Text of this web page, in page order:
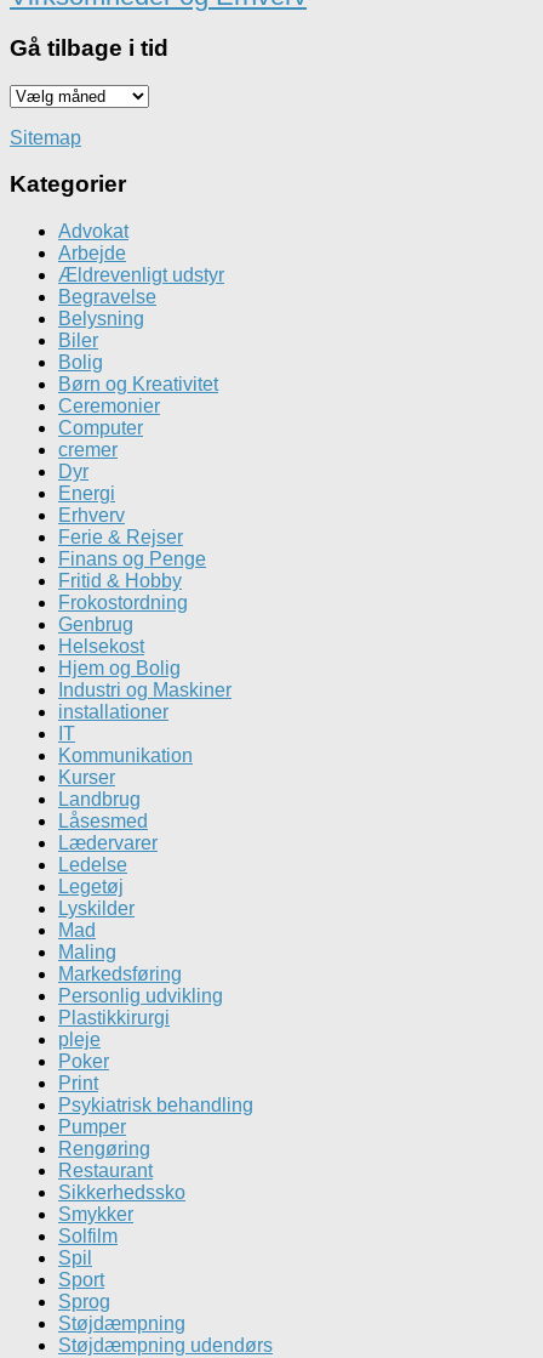
Gå tilbage i tid
Gå
iSitemap
Kategorier
Advokat
Arbejde
Ældrevenligt udstyr
Begravelse
Belysning
Biler
Bolig
Børn og Kreativitet
Ceremonier
Computer
cremer
Dyr
Energi
Erhverv
Ferie & Rejser
Finans og Penge
Fritid & Hobby
Frokostordning
Genbrug
Helsekost
Hjem og Bolig
Industri og Maskiner
installationer
IT
Kommunikation
Kurser
Landbrug
Låsesmed
Lædervarer
Ledelse
Legetøj
Lyskilder
Mad
Maling
Markedsføring
Personlig udvikling
Plastikkirurgi
pleje
Poker
Print
Psykiatrisk behandling
Pumper
Rengøring
Restaurant
Sikkerhedssko
Smykker
Solfilm
Spil
Sport
Sprog
Støjdæmpning
Støjdæmpning udendørs